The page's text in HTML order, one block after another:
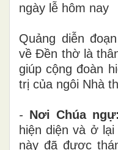
ngày lễ hôm nay
Quảng diễn
về Đền thờ là
giúp cộng đoàn
trị của ngôi Nhà
- Nơi Chúa ngự:
hiện diện và ở
này đã được